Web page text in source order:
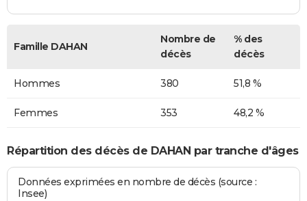
Famille DAHAN
Nombre de
décès
% des
décès
Hommes 380 51,8 %
Femmes 353 48,2 %
Répartition des décès de DAHAN par tranche d'âges
Données exprimées en nombre de décès (source :
Insee)